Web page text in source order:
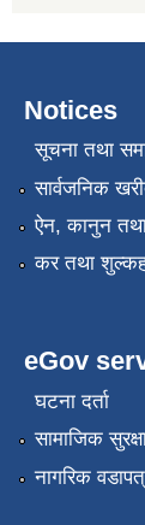
Notices
सूचना तथा
सार्वजनिक
ऐन, कानुन तथा
कर तथा
eGov
घटना दर्ता
सामाजिक
नागरिक